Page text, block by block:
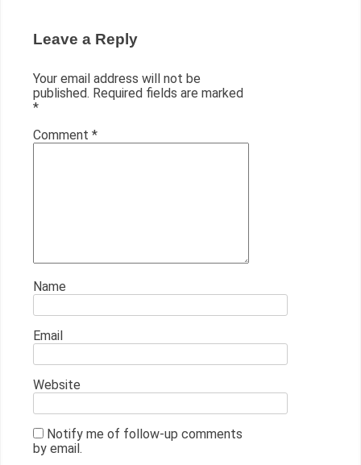
Leave a Reply
Your email address will not be
published. Required fields are marked
*
Comment *
Name
Email
Website
Notify me of follow-up comments
by email.